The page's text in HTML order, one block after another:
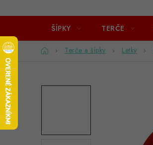
ŠÍPKY TERČE
DomovTerče a šípky Letky